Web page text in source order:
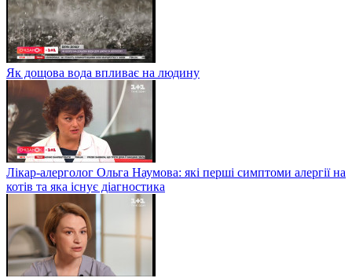
Як дощова вода впливає на людину
Лікар-алерголог Ольга Наумова: які перші симптоми алергії на
котів та яка існує діагностика